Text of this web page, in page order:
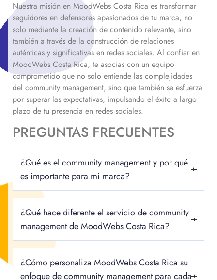
Nuestra misión en MoodWebs Costa Rica es transformar
seguidores en defensores apasionados de tu marca, no
solo mediante la creación de contenido relevante, sino
también a través de la construcción de relaciones
auténticas y significativas en redes sociales. Al confiar en
MoodWebs Costa Rica, te asocias con un equipo
comprometido que no solo entiende las complejidades
del community management, sino que también se esfuerza
por superar las expectativas, impulsando el éxito a largo
plazo de tu presencia en redes sociales.
PREGUNTAS FRECUENTES
¿Qué es el community management y por qué
es importante para mi marca?
El community management es la gestión estratégica de las
comunidades en línea de una marca en redes sociales. El
community management es crucial para tu marca porque te
permite construir relaciones auténticas con tu audiencia,
fomentar la lealtad de los seguidores y aumentar el
y el éxito de tu negocio en el entorno digital actual.
¿Qué hace diferente el servicio de community
management de MoodWebs Costa Rica?
Lo que nos distingue el community management de
MoodWebs Costa Rica es nuestro enfoque holístico y
personalizado. En MoodWebs Costa Rica, no nos limitamos
¿Cómo personaliza MoodWebs Costa Rica su
enfoque de community management para cada